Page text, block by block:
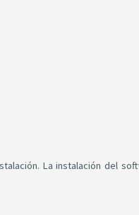
La instalación del